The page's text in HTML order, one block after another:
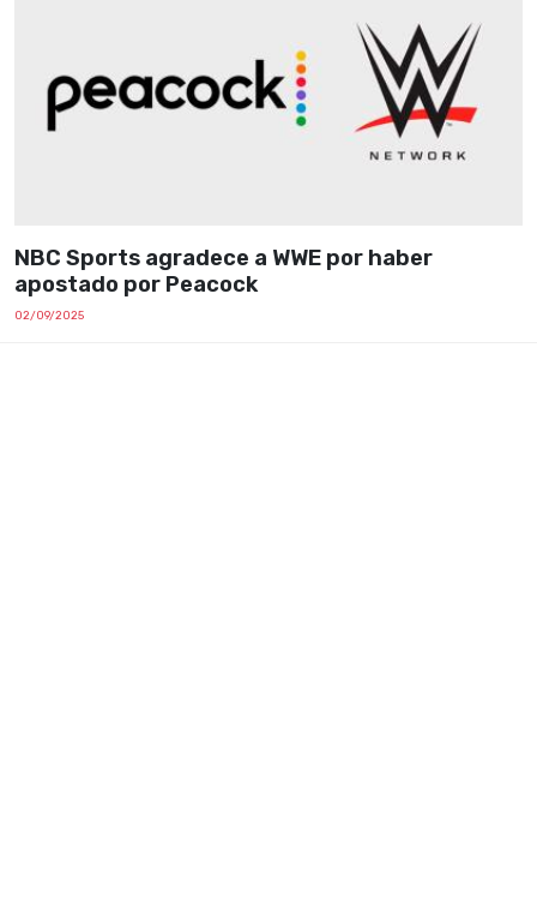
NBC Sports agradece a WWE por haber
apostado por Peacock
02/09/2025